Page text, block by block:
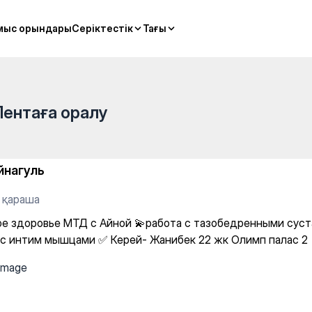
орындарыСеріктестік Тағы
орындарыСеріктестік Тағы
💫работа с
оралу
қараша
здоровье МТД с Айной 💫работа с тазобедренными
интим мышцами ✅ Керей- Жанибек 22 жк Олимп палас 2